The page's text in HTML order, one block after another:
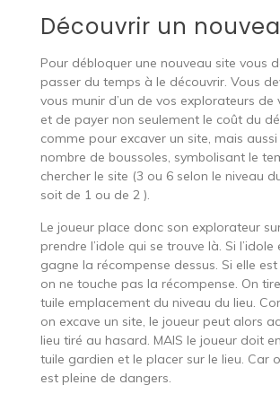
Découvrir un
Pour débloquer une nouveau site vous
passer du temps à le découvrir. Vous
vous munir d’un de vos explorateurs de
et de payer non seulement le coût du
comme pour excaver un site, mais aussi
nombre de boussoles, symbolisant le
chercher le site (3 ou 6 selon le niveau
soit de 1 ou de 2 ).
Le joueur place donc son explorateur
prendre l’idole qui se trouve là. Si l’idole
gagne la récompense dessus. Si elle est
on ne touche pas la récompense. On
tuile emplacement du niveau du lieu.
on excave un site, le joueur peut alors
lieu tiré au hasard. MAIS le joueur doit
tuile gardien et le placer sur le lieu. Car
est pleine de dangers.